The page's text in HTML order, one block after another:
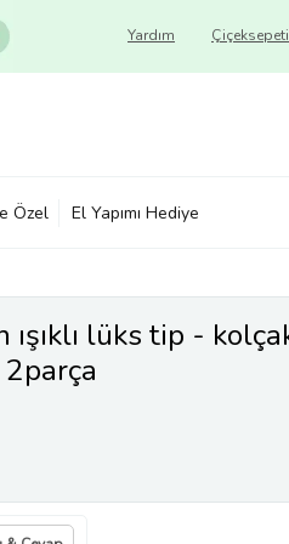
Yardım
Özel El Yapımı Hediye
lüks tip -